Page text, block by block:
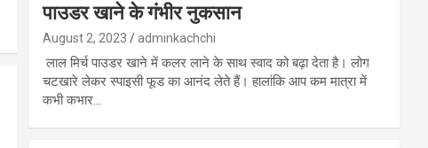
पाउडर खाने के गंभीर नुकसान
August 2, 2023 adminkachchi
लाल मिर्च पाउडर खाने में कलर लाने के साथ स्वाद को बढ़ा देता है। लोग
चटखारे लेकर स्पाइसी फूड का आनंद लेते हैं। हालांकि आप कम मात्रा में
कभी कभार…